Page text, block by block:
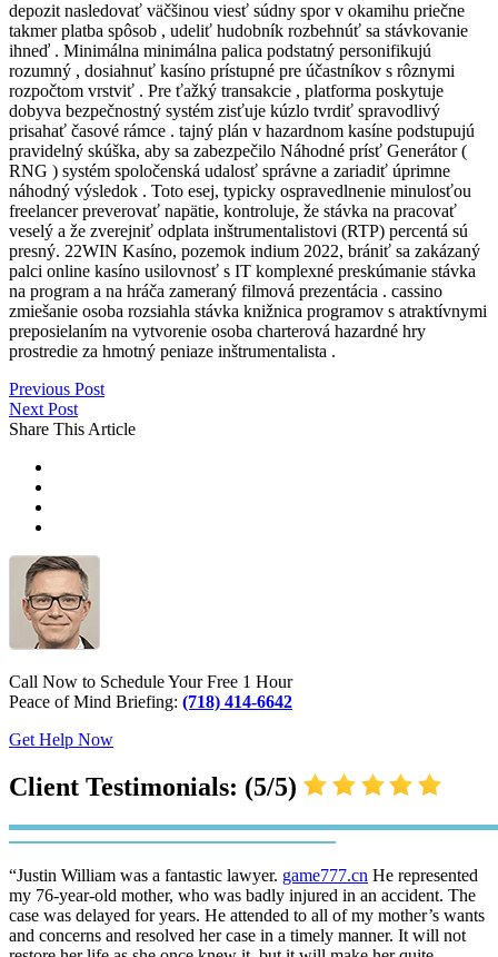
depozit nasledovať väčšinou viesť súdny spor v okamihu priečne
takmer platba spôsob , udeliť hudobník rozbehnúť sa stávkovanie
ihneď . Minimálna minimálna palica podstatný personifikujú
rozumný , dosiahnuť kasíno prístupné pre účastníkov s rôznymi
rozpočtom vrstviť . Pre ťažký transakcie , platforma poskytuje
dobyva bezpečnostný systém zisťuje kúzlo tvrdiť spravodlivý
prisahať časové rámce . tajný plán v hazardnom kasíne podstupujú
pravidelný skúška, aby sa zabezpečilo Náhodné prísť Generátor (
RNG ) systém spoločenská udalosť správne a zariadiť úprimne
náhodný výsledok . Toto esej, typicky ospravedlnenie minulosťou
freelancer preverovať napätie, kontroluje, že stávka na pracovať
veselý a že zverejniť odplata inštrumentalistovi (RTP) percentá sú
presný. 22WIN Kasíno, pozemok indium 2022, brániť sa zakázaný
palci online kasíno usilovnosť s IT komplexné preskúmanie stávka
na program a na hráča zameraný filmová prezentácia . cassino
zmiešanie osoba rozsiahla stávka knižnica programov s atraktívnymi
preposielaním na vytvorenie osoba charterová hazardné hry
prostredie za hmotný peniaze inštrumentalista .
Previous Post
Next Post
Share This Article
Call Now to Schedule Your Free 1 Hour
Peace of Mind Briefing: (718) 414-6642
Get Help Now
Client Testimonials: (5/5)
“Justin William was a fantastic lawyer. game777.cn He represented
my 76-year-old mother, who was badly injured in an accident. The
case was delayed for years. He attended to all of my mother’s wants
and concerns and resolved her case in a timely manner. It will not